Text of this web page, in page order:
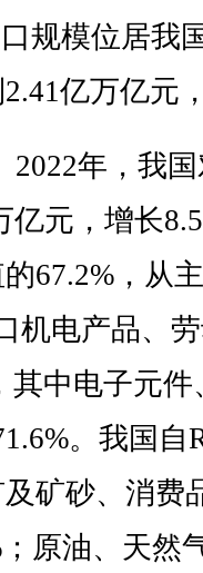
规模位居我
亿万亿元
年，我
亿元，增长
67.2%，从
机电产品、
其中电子元
。我国自
矿砂、消费
原油、天然